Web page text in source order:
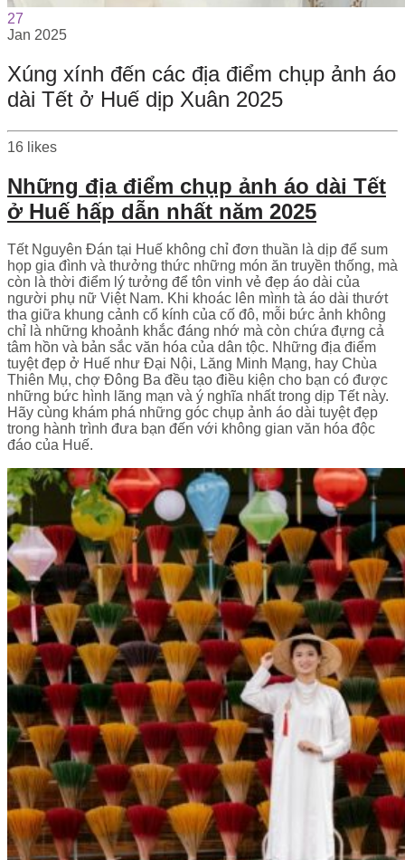
27
Jan 2025
Xúng xính đến các địa điểm chụp ảnh áo
dài Tết ở Huế dịp Xuân 2025
16 likes
Những địa điểm chụp ảnh áo dài Tết
ở Huế hấp dẫn nhất năm 2025
Tết Nguyên Đán tại Huế không chỉ đơn thuần là dịp để sum
họp gia đình và thưởng thức những món ăn truyền thống, mà
còn là thời điểm lý tưởng để tôn vinh vẻ đẹp áo dài của
người phụ nữ Việt Nam. Khi khoác lên mình tà áo dài thướt
tha giữa khung cảnh cổ kính của cố đô, mỗi bức ảnh không
chỉ là những khoảnh khắc đáng nhớ mà còn chứa đựng cả
tâm hồn và bản sắc văn hóa của dân tộc. Những địa điểm
tuyệt đẹp ở Huế như Đại Nội, Lăng Minh Mạng, hay Chùa
Thiên Mụ, chợ Đông Ba đều tạo điều kiện cho bạn có được
những bức hình lãng mạn và ý nghĩa nhất trong dịp Tết này.
Hãy cùng khám phá những góc chụp ảnh áo dài tuyệt đẹp
trong hành trình đưa bạn đến với không gian văn hóa độc
đáo của Huế.